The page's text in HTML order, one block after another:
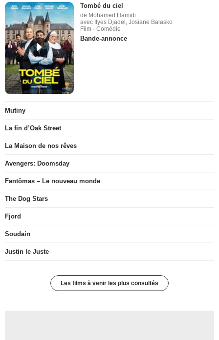
Tombé du ciel
de Mohamed Hamidi
avec Ilyes Djadel, Josiane Balasko
Film - Comédie
Bande-annonce
Mutiny
La fin d’Oak Street
La Maison de nos rêves
Avengers: Doomsday
Fantômas – Le nouveau monde
The Dog Stars
Fjord
Soudain
Justin le Juste
Les films à venir les plus consultés